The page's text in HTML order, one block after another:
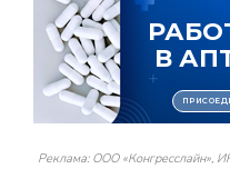
Реклама: ООО «Конгресслайн»,